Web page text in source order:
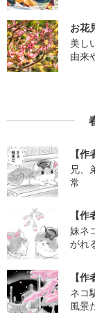
お花
美し
由来
【
兄、
常
【
妹ネ
がれ
【
ネコ
風景